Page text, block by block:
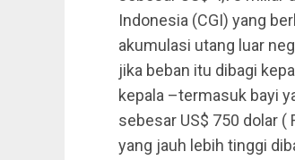
Indonesia (CGI) yang
akumulasi utang luar
jika beban itu dibagi
kepala –termasuk bayi
sebesar US$ 750 dolar (
yang jauh lebih tinggi